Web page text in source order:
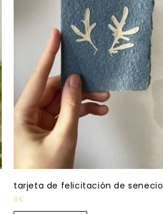
tarjeta de felicitación de senecio
8€